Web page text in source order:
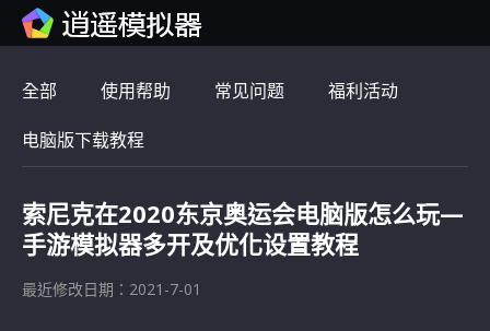
全部 使用帮助 常见问题 福利活动
电脑版下载教程
索尼克在2020东京奥运会电脑版怎么玩—
手游模拟器多开及优化设置教程
最近修改日期：2021-7-01